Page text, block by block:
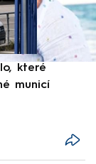
které
municí